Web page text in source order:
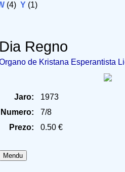
(4) Y (1)
Dia Regno
de Kristana Esperantista
Jaro:
1973
Numero:
7/8
Prezo:
0.50 €